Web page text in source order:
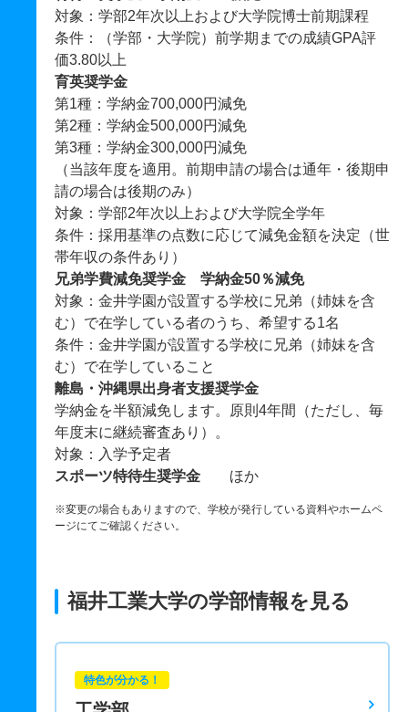
対象：学部2年次以上および大学院博士前期課程
条件：（学部・大学院）前学期までの成績GPA評
価3.80以上
育英奨学金
第1種：学納金700,000円減免
第2種：学納金500,000円減免
第3種：学納金300,000円減免
（当該年度を適用。前期申請の場合は通年・後期申
請の場合は後期のみ）
対象：学部2年次以上および大学院全学年
条件：採用基準の点数に応じて減免金額を決定（世
帯年収の条件あり）
兄弟学費減免奨学金 学納金50％減免
対象：金井学園が設置する学校に兄弟（姉妹を含
む）で在学している者のうち、希望する1名
条件：金井学園が設置する学校に兄弟（姉妹を含
む）で在学していること
離島・沖縄県出身者支援奨学金
学納金を半額減免します。原則4年間（ただし、毎
年度末に継続審査あり）。
対象：入学予定者
スポーツ特待生奨学金 ほか
※変更の場合もありますので、学校が発行している資料やホームペ
ージにてご確認ください。
福井工業大学の学部情報を見る
特色が分かる！